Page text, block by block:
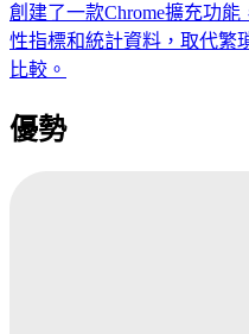
創建了一款Chrome擴充功
性指標和統計資料，取代繁
比較。
優勢